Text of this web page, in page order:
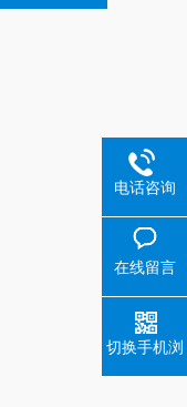
电话咨询
在线留言
切换手机浏